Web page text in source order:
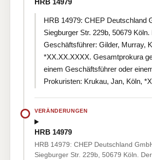
HRB 14979: CHEP Deutschland
Siegburger Str. 229b, 50679
Geschäftsführer: Gilder, Murray,
*XX.XX.XXXX. Gesamtprokura
einem Geschäftsführer oder
Prokuristen: Krukau, Jan, Köln,
VERÄNDERUNGEN
HRB 14979
HRB 14979: CHEP Deutschland
Siegburger Str. 229b, 50679 Köln.